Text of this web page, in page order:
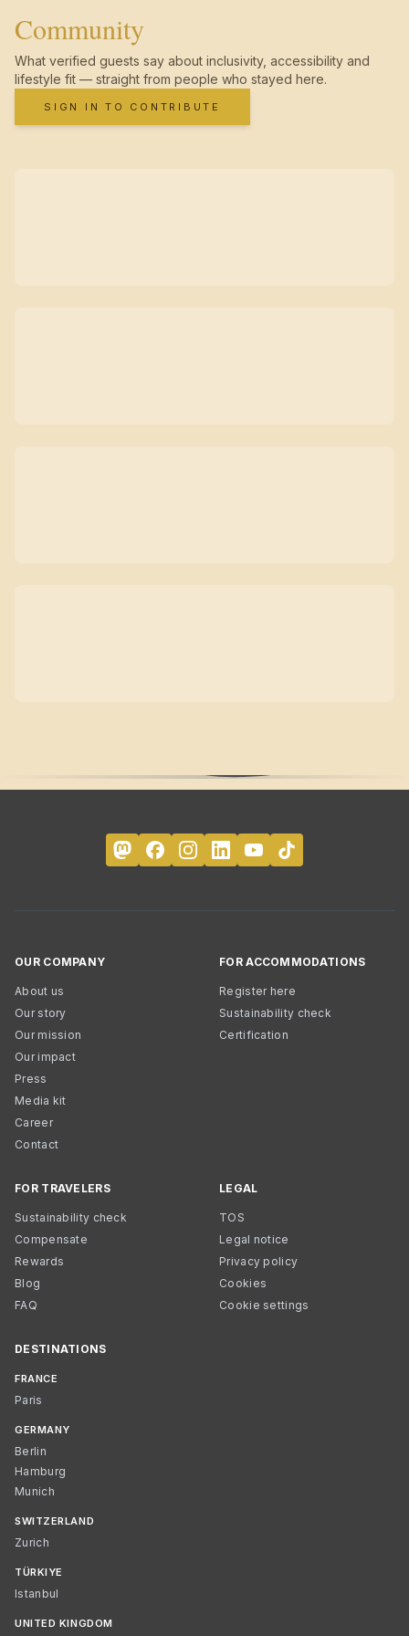
Community
What verified guests say about inclusivity, accessibility and
lifestyle fit — straight from people who stayed here.
SIGN IN TO CONTRIBUTE
OUR COMPANY
About us
Our story
Our mission
Our impact
Press
Media kit
Career
Contact
FOR ACCOMMODATIONS
Register here
Sustainability check
Certification
FOR TRAVELERS
Sustainability check
Compensate
Rewards
Blog
FAQ
LEGAL
TOS
Legal notice
Privacy policy
Cookies
Cookie settings
DESTINATIONS
FRANCE
Paris
GERMANY
Berlin
Hamburg
Munich
SWITZERLAND
Zurich
TÜRKIYE
Istanbul
UNITED KINGDOM